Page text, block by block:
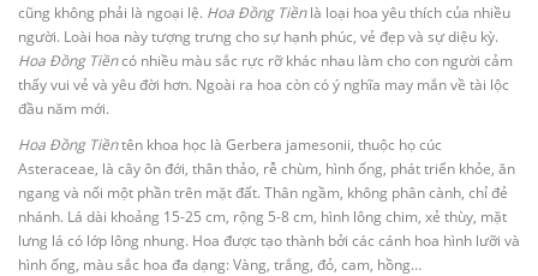
cũng không phải là ngoại lệ. Hoa Đồng Tiềnlà loại hoa yêu thích của nhiều
người. Loài hoa này tượng trưng cho sự hạnh phúc, vẻ đẹp và sự diệu kỳ.
Hoa Đồng Tiềncó nhiều màu sắc rực rỡ khác nhau làm cho con người cảm
thấy vui vẻ và yêu đời hơn. Ngoài ra hoa còn có ý nghĩa may mắn về tài lộc
đầu năm mới.
Hoa Đồng Tiềntên khoa học là Gerbera jamesonii, thuộc họ cúc
Asteraceae, là cây ôn đới, thân thảo, rễ chùm, hình ống, phát triển khỏe, ăn
ngang và nổi một phần trên mặt đất. Thân ngầm, không phân cành, chỉ đẻ
nhánh. Lá dài khoảng 15-25 cm, rộng 5-8 cm, hình lông chim, xẻ thùy, mặt
lưng lá có lớp lông nhung. Hoa được tạo thành bởi các cánh hoa hình lưỡi và
hình ống, màu sắc hoa đa dạng: Vàng, trắng, đỏ, cam, hồng…